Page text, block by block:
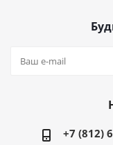
+7 (812)